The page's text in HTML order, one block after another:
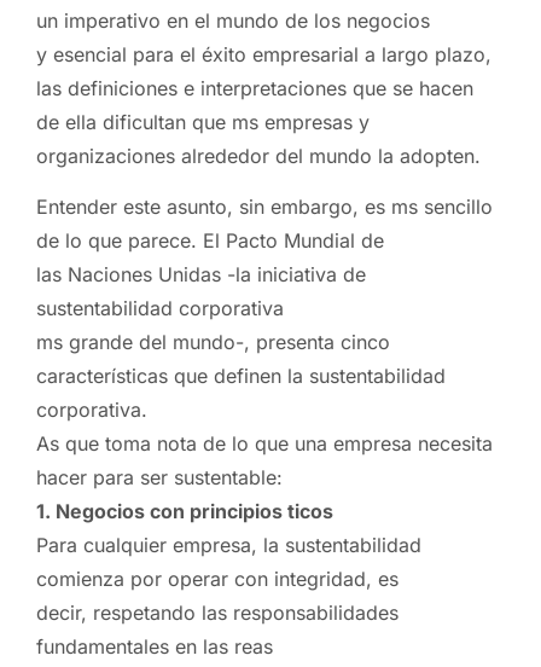
un imperativo en el mundo de los negocios
y esencial para el éxito empresarial a largo plazo,
las definiciones e interpretaciones que se hacen
de ella dificultan que ms empresas y
organizaciones alrededor del mundo la adopten.
Entender este asunto, sin embargo, es ms sencillo
de lo que parece. El Pacto Mundial de
las Naciones Unidas -la iniciativa de
sustentabilidad corporativa
ms grande del mundo-, presenta cinco
características que definen la sustentabilidad
corporativa.
As que toma nota de lo que una empresa necesita
hacer para ser sustentable:
1. Negocios con principios ticos
Para cualquier empresa, la sustentabilidad
comienza por operar con integridad, es
decir, respetando las responsabilidades
fundamentales en las reas